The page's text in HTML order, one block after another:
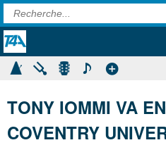
TONY IOMMI VA
COVENTRY